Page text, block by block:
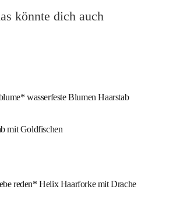
könnte dich auch
wasserfeste Blumen Haarstab
mit Goldfischen
reden* Helix Haarforke mit Drache